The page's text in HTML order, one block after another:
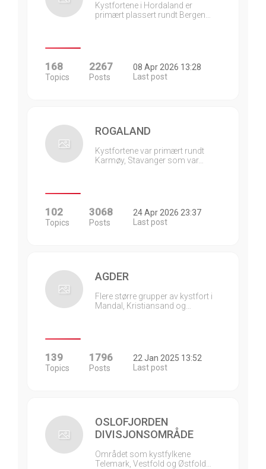
Kystfortene i Hordaland er
primært plassert rundt Bergen…
168
Topics
2267
Posts
08 Apr 2026 13:28
Last post
ROGALAND
Kystfortene var primært rundt
Karmøy, Stavanger som var…
102
Topics
3068
Posts
24 Apr 2026 23:37
Last post
AGDER
Flere større grupper av kystfort i
Mandal, Kristiansand og…
139
Topics
1796
Posts
22 Jan 2025 13:52
Last post
OSLOFJORDEN
DIVISJONSOMRÅDE
Området som kystfylkene
Telemark, Vestfold og Østfold…